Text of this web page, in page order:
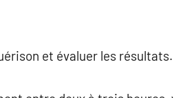
et évaluer les résultats.